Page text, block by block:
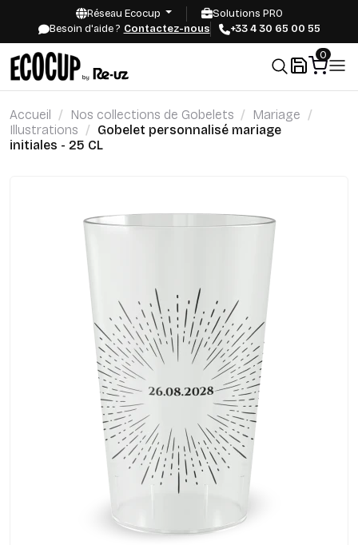
Réseau Ecocup
Solutions PRO
Besoin d'aide ? Contactez-nous +33 4 30 65 00 55
0
Accueil Nos collections de Gobelets
Mariage
Illustrations
Gobelet personnalisé mariage
initiales - 25 CL